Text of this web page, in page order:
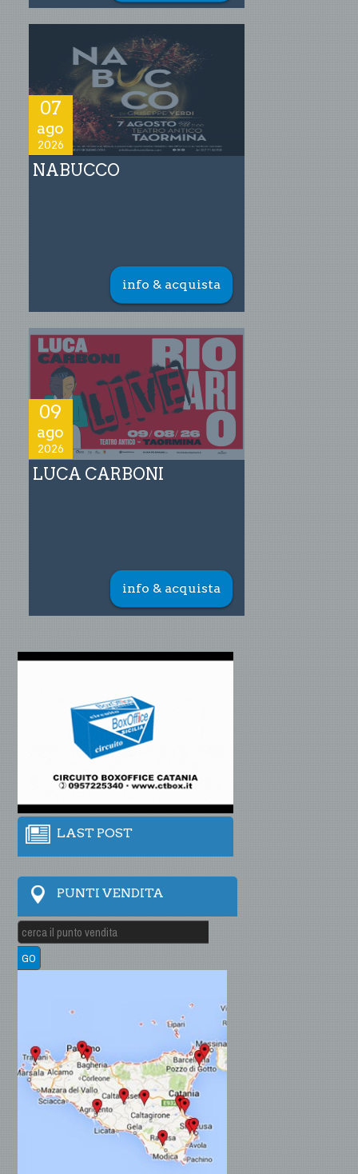
07
ago
2026
NABUCCO
info & acquista
09
ago
2026
LUCA CARBONI
info & acquista
LAST POST
PUNTI VENDITA